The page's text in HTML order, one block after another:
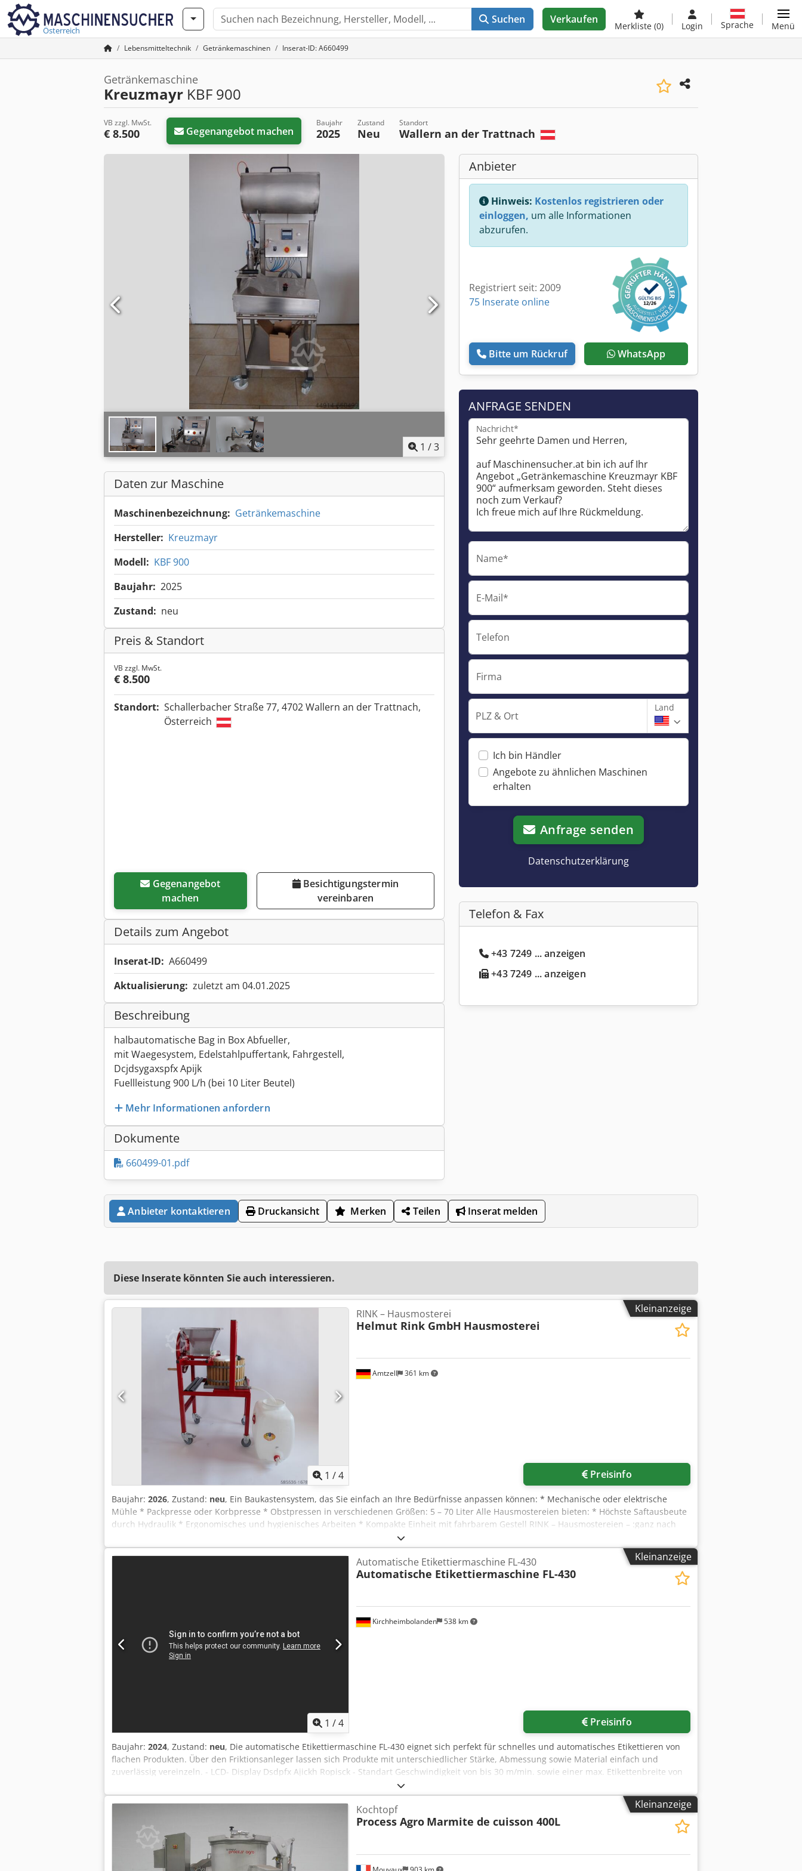
Österreich
Suchen Verkaufen
Merkliste (0) Login Sprache Menü
Lebensmitteltechnik Getränkemaschinen Inserat-ID: A660499
Getränkemaschine
Kreuzmayr KBF 900
VB zzgl. MwSt.
€ 8.500 Gegenangebot machen
Baujahr
2025
Zustand
Neu
Standort
Wallern an der Trattnach
1 /3
Daten zur Maschine
Maschinenbezeichnung: Getränkemaschine
Hersteller: Kreuzmayr
Modell: KBF 900
Baujahr: 2025
Zustand: neu
Preis & Standort
VB zzgl. MwSt.
€ 8.500
Standort: Schallerbacher Straße 77, 4702 Wallern an der Trattnach,
Österreich
machen
Besichtigungstermin
vereinbaren
Details zum Angebot
Inserat-ID: A660499
Aktualisierung: zuletzt am 04.01.2025
Beschreibung
halbautomatische Bag in Box Abfueller,
mit Waegesystem, Edelstahlpuffertank, Fahrgestell,
Dcjdsygaxspfx Apijk
Fuellleistung 900 L/h (bei 10 Liter Beutel)
Mehr Informationen anfordern
Dokumente
660499-01.pdf
Anbieter
Hinweis: Kostenlos registrieren oder
einloggen, um alle Informationen
abzurufen.
Registriert seit: 2009
75 Inserate online
Bitte um Rückruf WhatsApp
ANFRAGE SENDEN
Nachricht*
Name*
E-Mail*
Telefon
Firma
PLZ & Ort
Land
Ich bin Händler
Angebote zu ähnlichen Maschinen
erhalten
Anfrage senden
Datenschutzerklärung
Telefon & Fax
+43 7249 ... anzeigen
+43 7249 ... anzeigen
Anbieter kontaktieren Druckansicht Merken Teilen Inserat melden
Diese Inserate könnten Sie auch interessieren.
Kleinanzeige
1 /4
Amtzell 361 km
RINK – Hausmosterei
Helmut Rink GmbH Hausmosterei
Preisinfo
Baujahr: 2026, Zustand: neu, Ein Baukastensystem, das Sie einfach an Ihre Bedürfnisse anpassen können: * Mechanische oder elektrische
Mühle * Packpresse oder Korbpresse * Obstpressen in verschiedenen Größen: 5 – 70 Liter Alle Hausmostereien bieten: * Höchste Saftausbeute
durch Hydraulik * Ergonomisches und hygienisches Arbeiten * Kompakte Einheit mit fahrbarem Gestell RINK – Hausmostereien – :ganz nach
Ihren Bedürfnissen: * Die Hausmostereien Standard beinhalten eine Handobstmühle und ermöglichen eine Stundenleistung von bis zu ca. 70
Litern. Dcedpfx Apouady Doiek * Die Hausmostereien Super beinhalten eine RINK-Schabermühle und ermöglichen eine Stundenleistung von
Kleinanzeige
1 /4
Kirchheimbolanden 538 km
Automatische Etikettiermaschine FL-430
Automatische Etikettiermaschine FL-430
Preisinfo
Baujahr: 2024, Zustand: neu, Die automatische Etikettiermaschine FL-430 eignet sich perfekt für schnelles und automatisches Etikettieren von
flachen Produkten. Über den Friktionsanleger lassen sich Produkte mit unterschiedlicher Stärke, Abmessung sowie Material einfach und
zuverlässig vereinzeln. - LCD- Display Dsdpfx Ajickh Ropisck - Standart Geschwindigkeit von bis 30 m/min. sowie einer max. Etikettenbreite von
140 mm in Kombination mit dem Friktionsanleger 400 verbaut - Erweiterte Version Etiketten mit einer max. Geschwindigkeit von bis 50 m/min.
und einer max. Breite von bis zu 260mm spenden - Transparentes etikettieren möglich
Kleinanzeige
Kochtopf
Process Agro Marmite de cuisson 400L